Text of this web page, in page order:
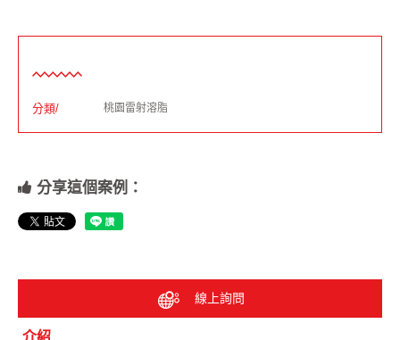
分類/ 桃園雷射溶脂
分享這個案例：
線上詢問